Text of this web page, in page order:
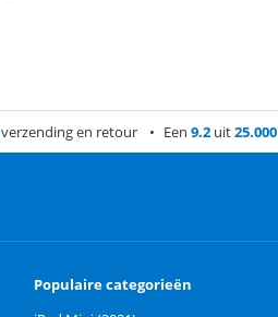
verzending en retour Een 9.2 uit25.000
Populaire categorieën